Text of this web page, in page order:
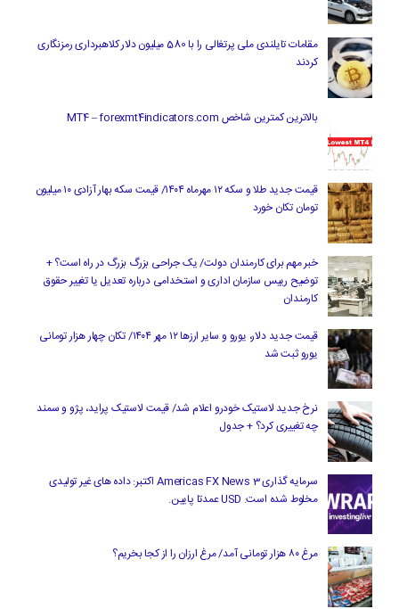
مقامات تایلندی ملی پرتغالی را با 580 میلیون دلار کلاهبرداری رمزنگاری
کردند
بالاترین کمترین شاخص MT4 – forexmt4indicators.com
قیمت جدید طلا و سکه ۱۲ مهرماه ۱۴۰۴/ قیمت سکه بهار آزادی ۱۰ میلیون
تومان تکان خورد
خبر مهم برای کارمندان دولت/ یک جراحی بزرگ بزرگ در راه است؟ +
توضیح رییس سازمان اداری و استخدامی درباره تعدیل یا تغییر حقوق
کارمندان
قیمت جدید دلار، یورو و سایر ارزها ۱۲ مهر ۱۴۰۴/ تکان چهار هزار تومانی
یورو ثبت شد
نرخ جدید لاستیک خودرو اعلام شد/ قیمت لاستیک پراید، پژو و سمند
چه تغییری کرد؟ + جدول
سرمایه گذاری Americas FX News 3 اکتبر: داده های غیر تولیدی
مخلوط شده است. USD عمدتا پایین.
مرغ ۸۰ هزار تومانی آمد/ مرغ ارزان را از کجا بخریم؟